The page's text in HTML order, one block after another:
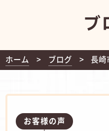
ブ
ホーム ブログ 長
お客様の声